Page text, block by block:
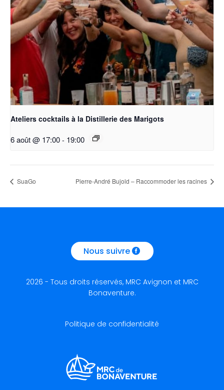
Ateliers cocktails à la Distillerie des Marigots
6 août @ 17:00- 19:00
SuaGo Pierre-André Bujold – Raccommoder les racines
Nous suivre
2026 - Tous droits réservés, MRC Avignon et MRC
Bonaventure.
Politique de confidentialité